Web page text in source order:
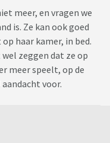
meer, en vragen we
is. Ze kan ook goed
haar kamer, in bed.
zeggen dat ze op
meer speelt, op de
voor.